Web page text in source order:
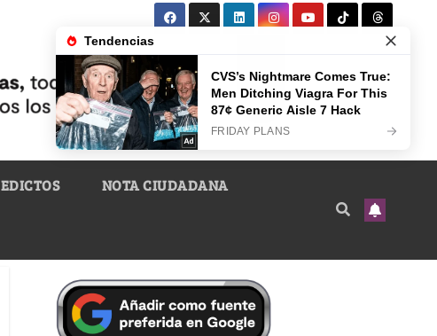
EDICTOS NOTA CIUDADANA